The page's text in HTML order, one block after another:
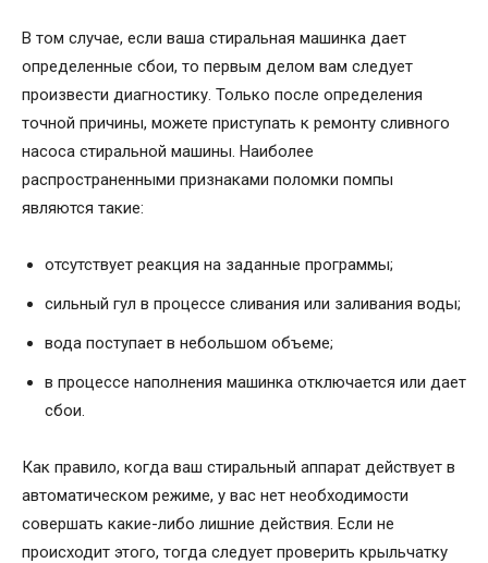
В том случае, если ваша стиральная машинка дает
определенные сбои, то первым делом вам следует
произвести диагностику. Только после определения
точной причины, можете приступать к ремонту сливного
насоса стиральной машины. Наиболее
распространенными признаками поломки помпы
являются такие:
отсутствует реакция на заданные программы;
сильный гул в процессе сливания или заливания воды;
вода поступает в небольшом объеме;
в процессе наполнения машинка отключается или дает
сбои.
Как правило, когда ваш стиральный аппарат действует в
автоматическом режиме, у вас нет необходимости
совершать какие-либо лишние действия. Если не
происходит этого, тогда следует проверить крыльчатку